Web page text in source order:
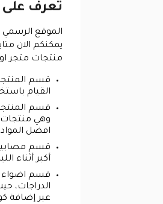
تعرف على
الموقع الرسمي
يمكنكم الان
منتجات متجر
قسم
القيام باستخدام كود خصم
قسم
وهي منتجات
افضل
قسم
أكبر أثناء
قسم اضواء
الدراجات،
عبر إضافة كود خصم